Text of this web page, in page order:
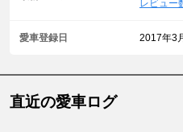
レビュー
愛車登録日 2017年3
直近の愛車ログ